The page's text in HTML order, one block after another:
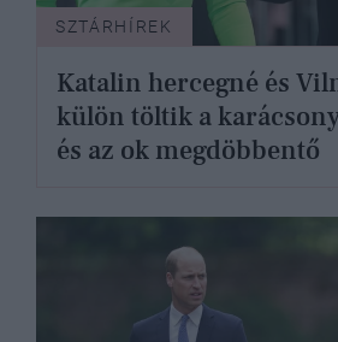
SZTÁRHÍREK
Katalin hercegné és
külön töltik a
és az ok megdöbbentő